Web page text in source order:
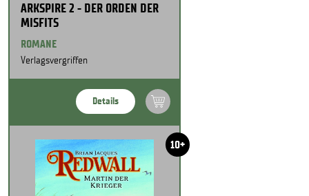
ARKSPIRE 2 - DER ORDEN DER
MISFITS
ROMANE
Verlagsvergriffen
Details
10+